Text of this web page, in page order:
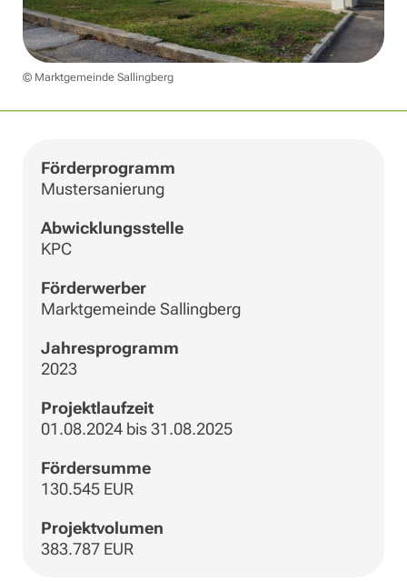
© Marktgemeinde Sallingberg
Förderprogramm
Mustersanierung
Abwicklungsstelle
KPC
Förderwerber
Marktgemeinde Sallingberg
Jahresprogramm
2023
Projektlaufzeit
01.08.2024 bis 31.08.2025
Fördersumme
130.545 EUR
Projektvolumen
383.787 EUR